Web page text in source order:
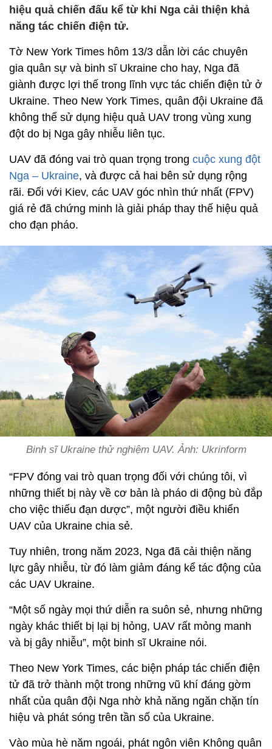
hiệu quả chiến đấu kể từ khi Nga cải thiện khả
năng tác chiến điện tử.
Tờ New York Times hôm 13/3 dẫn lời các chuyên
gia quân sự và binh sĩ Ukraine cho hay, Nga đã
giành được lợi thế trong lĩnh vực tác chiến điện tử ở
Ukraine. Theo New York Times, quân đội Ukraine đã
không thể sử dụng hiệu quả UAV trong vùng xung
đột do bị Nga gây nhiễu liên tục.
UAV đã đóng vai trò quan trọng trong cuộc xung đột
Nga – Ukraine, và được cả hai bên sử dụng rộng
rãi. Đối với Kiev, các UAV góc nhìn thứ nhất (FPV)
giá rẻ đã chứng minh là giải pháp thay thế hiệu quả
cho đạn pháo.
Binh sĩ Ukraine thử nghiệm UAV. Ảnh: Ukrinform
“FPV đóng vai trò quan trọng đối với chúng tôi, vì
những thiết bị này về cơ bản là pháo di động bù đắp
cho việc thiếu đạn dược”, một người điều khiển
UAV của Ukraine chia sẻ.
Tuy nhiên, trong năm 2023, Nga đã cải thiện năng
lực gây nhiễu, từ đó làm giảm đáng kể tác động của
các UAV Ukraine.
“Một số ngày mọi thứ diễn ra suôn sẻ, nhưng những
ngày khác thiết bị lại bị hỏng, UAV rất mỏng manh
và bị gây nhiễu”, một binh sĩ Ukraine nói.
Theo New York Times, các biện pháp tác chiến điện
tử đã trở thành một trong những vũ khí đáng gờm
nhất của quân đội Nga nhờ khả năng ngăn chặn tín
hiệu và phát sóng trên tần số của Ukraine.
Vào mùa hè năm ngoái, phát ngôn viên Không quân